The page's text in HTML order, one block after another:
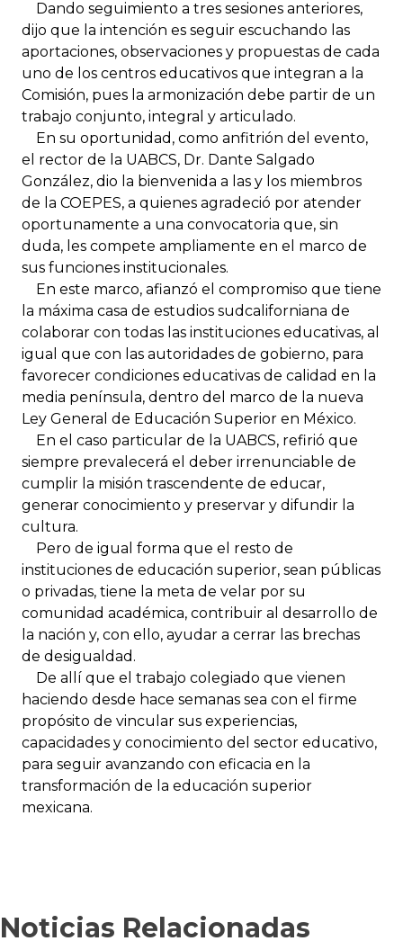
Dando seguimiento a tres sesiones anteriores,
dijo que la intención es seguir escuchando las
aportaciones, observaciones y propuestas de cada
uno de los centros educativos que integran a la
Comisión, pues la armonización debe partir de un
trabajo conjunto, integral y articulado.
En su oportunidad, como anfitrión del evento,
el rector de la UABCS, Dr. Dante Salgado
González, dio la bienvenida a las y los miembros
de la COEPES, a quienes agradeció por atender
oportunamente a una convocatoria que, sin
duda, les compete ampliamente en el marco de
sus funciones institucionales.
En este marco, afianzó el compromiso que tiene
la máxima casa de estudios sudcaliforniana de
colaborar con todas las instituciones educativas, al
igual que con las autoridades de gobierno, para
favorecer condiciones educativas de calidad en la
media península, dentro del marco de la nueva
Ley General de Educación Superior en México.
En el caso particular de la UABCS, refirió que
siempre prevalecerá el deber irrenunciable de
cumplir la misión trascendente de educar,
generar conocimiento y preservar y difundir la
cultura.
Pero de igual forma que el resto de
instituciones de educación superior, sean públicas
o privadas, tiene la meta de velar por su
comunidad académica, contribuir al desarrollo de
la nación y, con ello, ayudar a cerrar las brechas
de desigualdad.
De allí que el trabajo colegiado que vienen
haciendo desde hace semanas sea con el firme
propósito de vincular sus experiencias,
capacidades y conocimiento del sector educativo,
para seguir avanzando con eficacia en la
transformación de la educación superior
mexicana.
Noticias Relacionadas